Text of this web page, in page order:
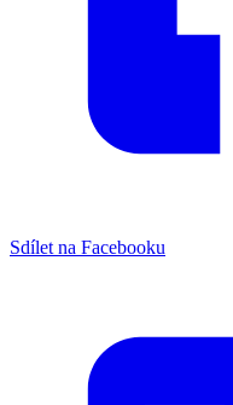
Sdílet na Facebooku